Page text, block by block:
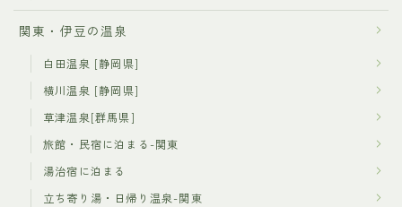
関東・伊豆の温泉
白田温泉 [静岡県]
横川温泉 [静岡県]
草津温泉[群馬県]
旅館・民宿に泊まる-関東
湯治宿に泊まる
立ち寄り湯・日帰り温泉-関東